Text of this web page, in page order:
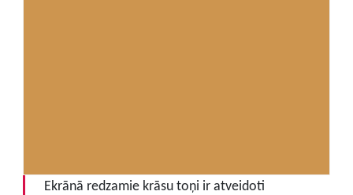
Ekrānā redzamie krāsu toņi ir atveidoti